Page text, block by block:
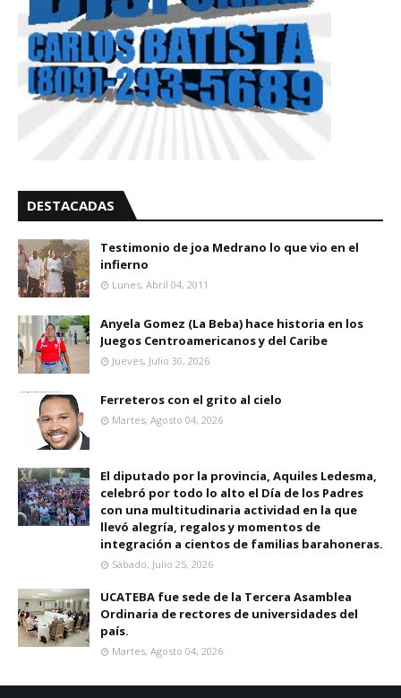
DESTACADAS
Testimonio de joa Medrano lo que vio en el
infierno
Lunes, Abril 04, 2011
Anyela Gomez (La Beba) hace historia en los
Juegos Centroamericanos y del Caribe
Jueves, Julio 30, 2026
Ferreteros con el grito al cielo
Martes, Agosto 04, 2026
El diputado por la provincia, Aquiles Ledesma,
celebró por todo lo alto el Día de los Padres
con una multitudinaria actividad en la que
llevó alegría, regalos y momentos de
integración a cientos de familias barahoneras.
Sábado, Julio 25, 2026
UCATEBA fue sede de la Tercera Asamblea
Ordinaria de rectores de universidades del
país.
Martes, Agosto 04, 2026